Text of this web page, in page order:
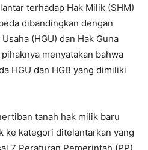
terhadap Hak Milik (SHM)
dibandingkan dengan
(HGU) dan Hak Guna
menyatakan bahwa
HGU dan HGB yang dimiliki
tanah hak milik baru
ke kategori ditelantarkan yang